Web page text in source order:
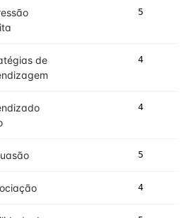
5
de
4
4
5
4